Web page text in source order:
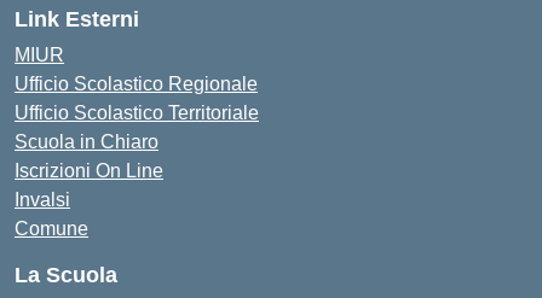
Link Esterni
MIUR
Ufficio Scolastico Regionale
Ufficio Scolastico Territoriale
Scuola in Chiaro
Iscrizioni On Line
Invalsi
Comune
La Scuola